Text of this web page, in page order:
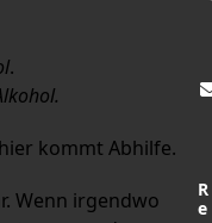
.
kommt Abhilfe.
Wenn irgendwo
R
e